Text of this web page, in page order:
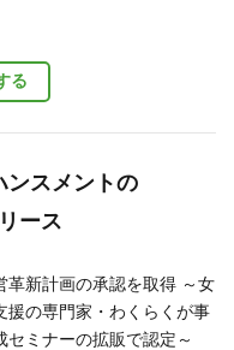
る
ンスメントの
ース
革新計画の承認を取得 ～女
援の専門家・わくらくが事
セミナーの拡販で認定～